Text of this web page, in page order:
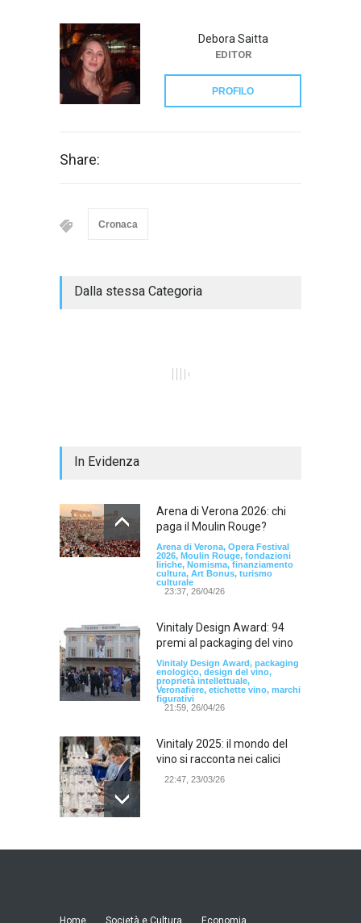
Debora Saitta
EDITOR
PROFILO
Share:
Cronaca
Dalla stessa Categoria
In Evidenza
Arena di Verona 2026: chi
paga il Moulin Rouge?
Arena di Verona, Opera Festival
2026, Moulin Rouge, fondazioni
liriche, Nomisma, finanziamento
cultura, Art Bonus, turismo
culturale
23:37, 26/04/26
Vinitaly Design Award: 94
premi al packaging del vino
Vinitaly Design Award, packaging
enologico, design del vino,
proprietà intellettuale,
Veronafiere, etichette vino, marchi
figurativi
21:59, 26/04/26
Vinitaly 2025: il mondo del
vino si racconta nei calici
22:47, 23/03/26
Model Expo Italy 2025 a
21:25, 04/03/26
Home Società e Cultura Economia